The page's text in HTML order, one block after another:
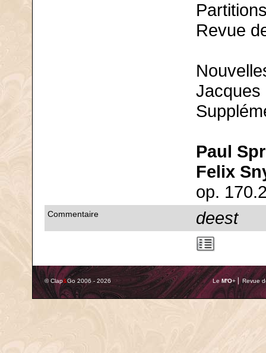
Revue
Jacques
Paul
Felix
op.
Commentaire deest
© Clap&Go 2006 - 2026 Le M'O+ ⎢ Revue